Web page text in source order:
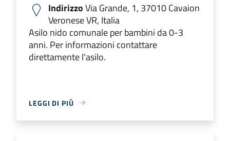
IndirizzoVia Grande, 1, 37010 Cavaion
Veronese VR, Italia
Asilo nido comunale per bambini da 0-3
anni. Per informazioni contattare
direttamente l'asilo.
LEGGI DI PIÙ